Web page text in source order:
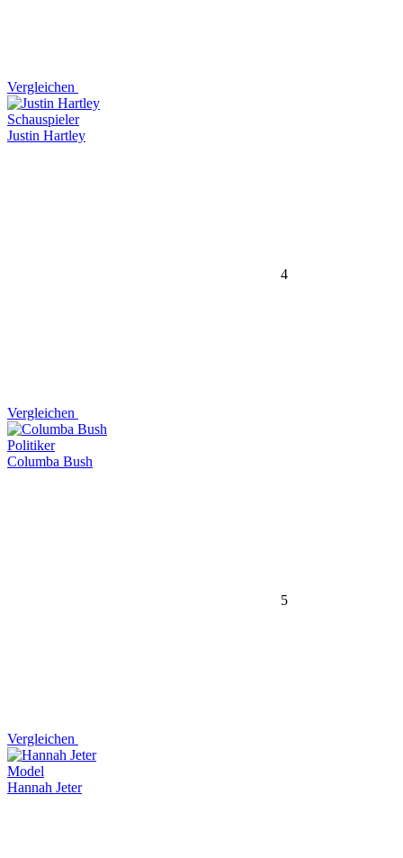
Vergleichen
Schauspieler
Justin Hartley
4
Vergleichen
Politiker
Columba Bush
5
Vergleichen
Model
Hannah Jeter